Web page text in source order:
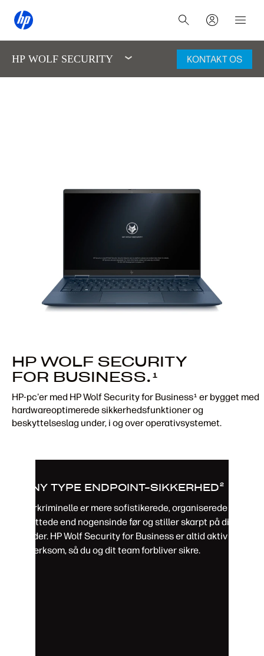
HP WOLF SECURITY KONTAKT OS
HP WOLF SECURITY
FOR BUSINESS. 1
HP-pc'er med HP Wolf Security for Business1 er bygget med
hardwareoptimerede sikkerhedsfunktioner og
beskyttelseslag under, i og over operativsystemet.
EN NY TYPE ENDPOINT-SIKKERHED 2
Cyberkriminelle er mere sofistikerede, organiserede og
målrettede end nogensinde før og stiller skarpt på dine
enheder. HP Wolf Security for Business er altid aktiv og
opmærksom, så du og dit team forbliver sikre.